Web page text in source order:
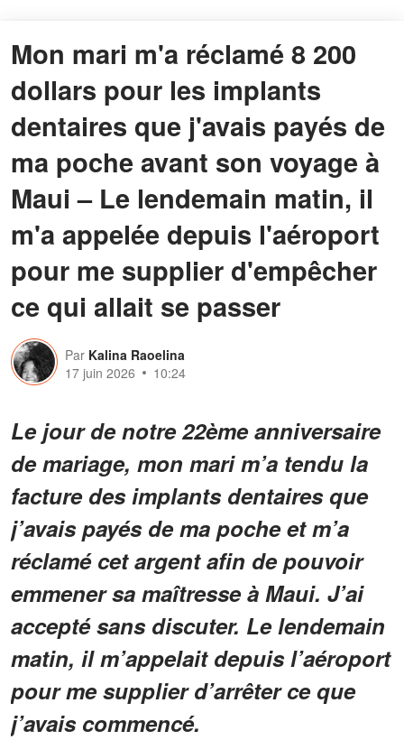
Mon mari m'a réclamé 8 200
dollars pour les implants
dentaires que j'avais payés de
ma poche avant son voyage à
Maui – Le lendemain matin, il
m'a appelée depuis l'aéroport
pour me supplier d'empêcher
ce qui allait se passer
Par Kalina Raoelina
17 juin 2026
10:24
Le jour de notre 22ème anniversaire
de mariage, mon mari m’a tendu la
facture des implants dentaires que
j’avais payés de ma poche et m’a
réclamé cet argent afin de pouvoir
emmener sa maîtresse à Maui. J’ai
accepté sans discuter. Le lendemain
matin, il m’appelait depuis l’aéroport
pour me supplier d’arrêter ce que
j’avais commencé.